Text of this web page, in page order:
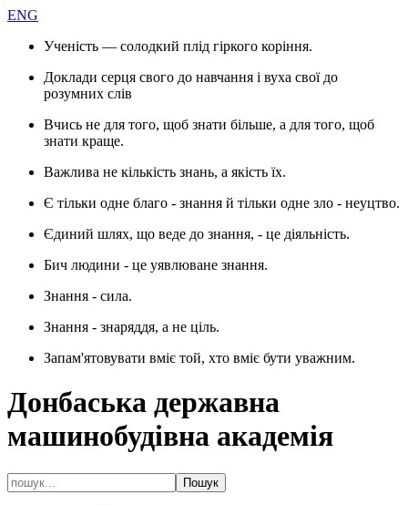
ENG
Ученість — солодкий плід гіркого коріння.
Доклади серця свого до навчання і вуха свої до
розумних слів
Вчись не для того, щоб знати більше, а для того, щоб
знати краще.
Важлива не кількість знань, а якість їх.
Є тільки одне благо - знання й тільки одне зло - неуцтво.
Єдиний шлях, що веде до знання, - це діяльність.
Бич людини - це уявлюване знання.
Знання - сила.
Знання - знаряддя, а не ціль.
Запам'ятовувати вміє той, хто вміє бути уважним.
Донбаська державна
машинобудівна академія